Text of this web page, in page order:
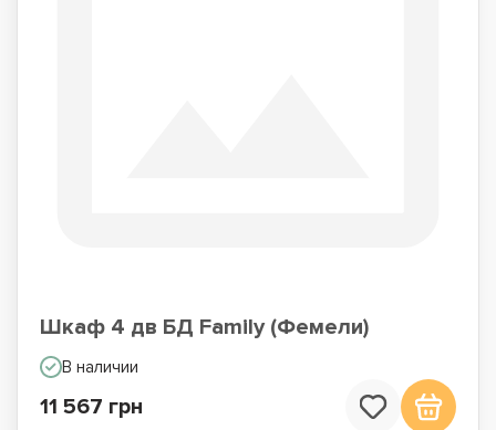
Шкаф 4 дв БД Family (Фемели)
В наличии
11 567 грн